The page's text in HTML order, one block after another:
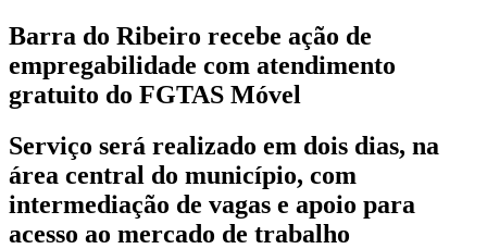
Barra do Ribeiro recebe ação de
empregabilidade com atendimento
gratuito do FGTAS Móvel
Serviço será realizado em dois dias, na
área central do município, com
intermediação de vagas e apoio para
acesso ao mercado de trabalho